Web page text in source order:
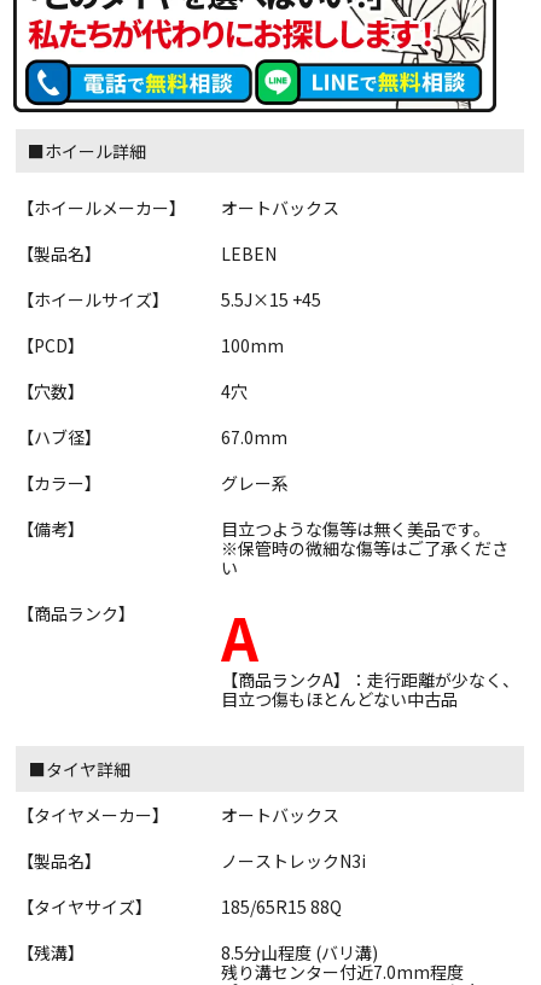
■ホイール詳細
【ホイールメーカー】
オートバックス
【製品名】
LEBEN
【ホイールサイズ】
5.5J×15 +45
【PCD】
100mm
【穴数】
4穴
【ハブ径】
67.0mm
【カラー】
グレー系
【備考】
目立つような傷等は無く美品です。
※保管時の微細な傷等はご了承くださ
い
【商品ランク】
A
【商品ランクA】：走行距離が少なく、
目立つ傷もほとんどない中古品
■タイヤ詳細
【タイヤメーカー】
オートバックス
【製品名】
ノーストレックN3i
【タイヤサイズ】
185/65R15 88Q
【残溝】
8.5分山程度 (バリ溝)
残り溝センター付近7.0mm程度